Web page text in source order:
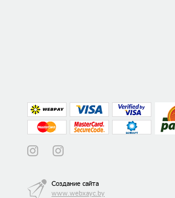
Создание сайта
www.webxayc.by